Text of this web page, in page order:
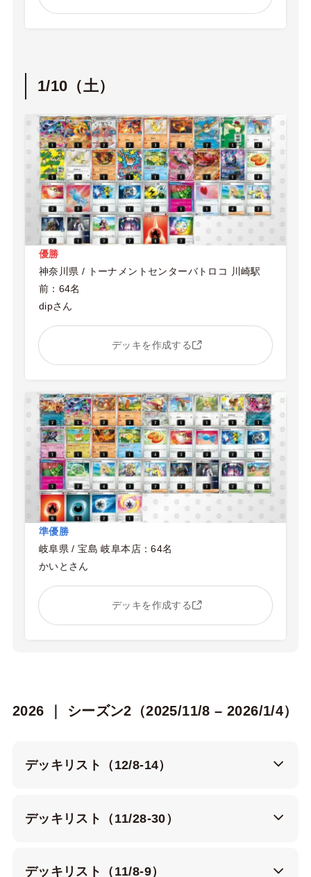
1/10（土）
優勝
神奈川県 / トーナメントセンターバトロコ 川崎駅
前：64名
dipさん
デッキを作成する
準優勝
岐阜県 / 宝島 岐阜本店：64名
かいとさん
デッキを作成する
2026 ｜ シーズン2（2025/11/8 – 2026/1/4）
デッキリスト（12/8-14）
デッキリスト（11/28-30）
デッキリスト（11/8-9）